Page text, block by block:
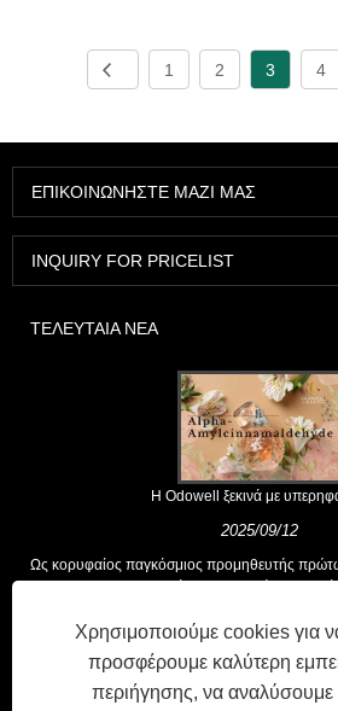
1 2 3 4
ΕΠΙΚΟΙΝΩΝΉΣΤΕ ΜΑΖΊ ΜΑΣ
INQUIRY FOR PRICELIST
ΤΕΛΕΥΤΑΊΑ ΝΈΑ
Η Odowell ξεκινά με
2025/09/12
Ως κορυφαίος παγκόσμιος προμηθευτής
Odowell υποστηρίζει μια βασική
επικεντρωμένης στην ποιότητα", που παρέχει
αρωτικής στους πελάτες
Χρησιμοποιούμε cookies για
προσφέρουμε καλύτερη
περιήγησης, να αναλύσουμε